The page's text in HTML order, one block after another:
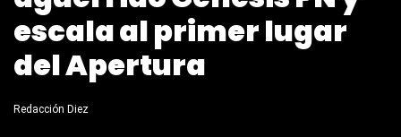
escala al primer lugar
del Apertura
Redacción Diez